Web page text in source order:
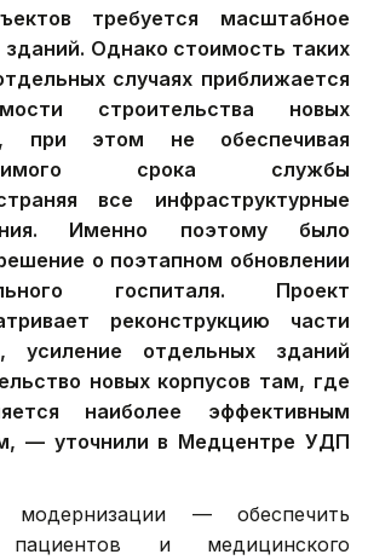
требуется масштабное
зданий. Однако стоимость таких
случаях приближается
строительства новых
при этом не обеспечивая
срока службы
все инфраструктурные
Именно поэтому было
о поэтапном обновлении
госпиталя. Проект
реконструкцию части
усиление отдельных зданий
новых корпусов там, где
наиболее эффективным
— уточнили в Медцентре УДП
модернизации — обеспечить
пациентов и медицинского